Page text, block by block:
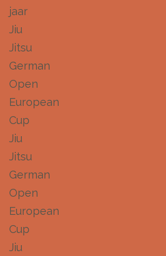
jaar
Jiu
Jitsu
German
Open
European
Cup
Jiu
Jitsu
German
Open
European
Cup
Jiu